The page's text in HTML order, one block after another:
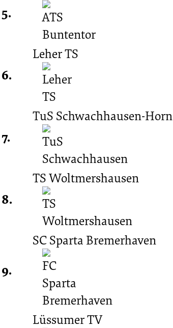
5.
6.
Leher TS
7.
TuS Schwachhausen-Horn
8.
TS Woltmershausen
9.
SC Sparta Bremerhaven
Lüssumer TV